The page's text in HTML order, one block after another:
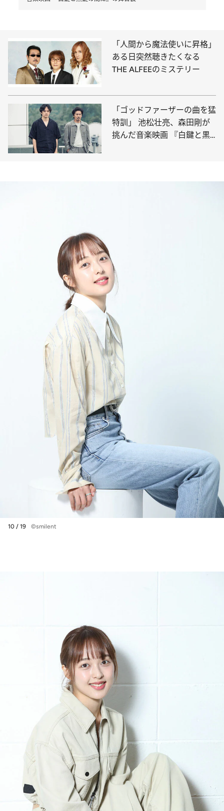
「人間から魔法使いに昇格」
ある日突然聴きたくなる
THE ALFEEのミステリー
「ゴッドファーザーの曲を猛
特訓」 池松壮亮、森田剛が
挑んだ音楽映画 『白鍵と黒
10 / 19 ©smilent